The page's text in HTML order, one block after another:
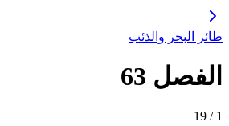
طائر البحر والذئب
الفصل 63
1
/
19